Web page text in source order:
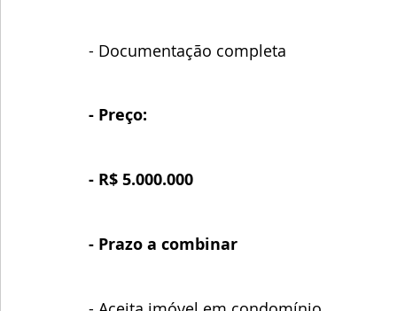
- Documentação completa
- Preço:
- R$ 5.000.000
- Prazo a combinar